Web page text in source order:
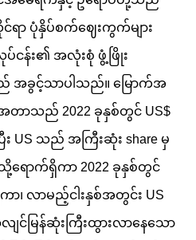
ရာ ပုံနှိပ်စက်ဈေးကွက်များ
ငန်း၏ အလုံးစုံ ဖွံ့ဖြိုး
အခွင့်သာပါသည်။ မြောက်အ
ာသည် 2022 ခုနှစ်တွင် US$
း US သည် အကြီးဆုံး share မှ
သို့ရောက်ရှိကာ 2022 ခုနှစ်တွင်
ာ၊ လာမည့်ငါးနှစ်အတွင်း US
င်မြန်ဆုံးကြီးထွားလာနေသော